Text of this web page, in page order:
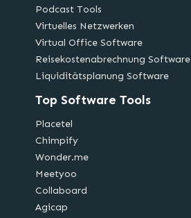
Podcast Tools
Virtuelles Netzwerken
Virtual Office Software
Reisekostenabrechnung Software
Liquiditätsplanung Software
Top Software Tools
Placetel
Chimpify
Wonder.me
Meetyoo
Collaboard
Agicap